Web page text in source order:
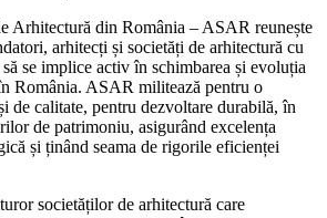
Arhitectură din România – ASAR reunește
arhitecți și societăți de arhitectură cu
se implice activ în schimbarea și evoluția
România. ASAR militează pentru o
de calitate, pentru dezvoltare durabilă, în
de patrimoniu, asigurând excelența
și ținând seama de rigorile eficienței
societăților de arhitectură care